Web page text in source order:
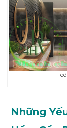
Những